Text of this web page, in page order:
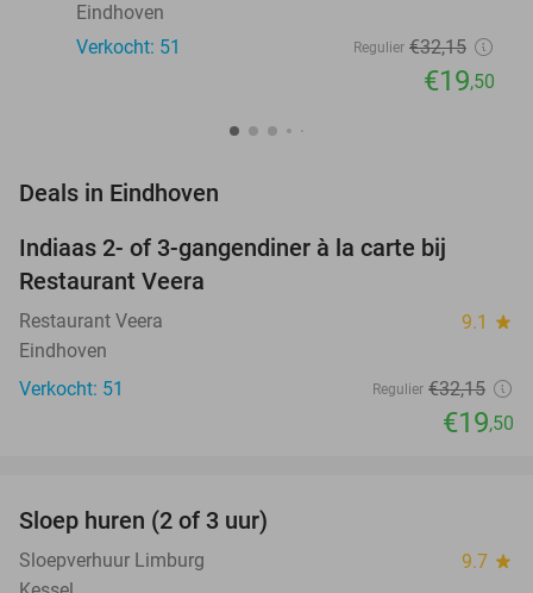
Eindhoven
Verkocht: 51
Regulier €32,15
€19,50
Deals in Eindhoven
Indiaas 2- of 3-gangendiner à la carte bij
Restaurant Veera
Restaurant Veera 9.1 star
Eindhoven
Verkocht: 51
Regulier €32,15
€19,50
NEW
TODAY
Sloep huren (2 of 3 uur)
Sloepverhuur Limburg 9.7 star